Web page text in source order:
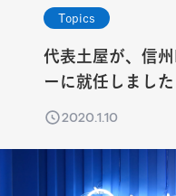
Topics
代表土屋が、信
ーに就任しました
2020.1.10